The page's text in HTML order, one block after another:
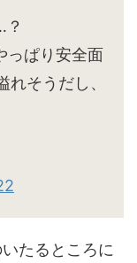
っぱり安全面
そうだし、
たるところに